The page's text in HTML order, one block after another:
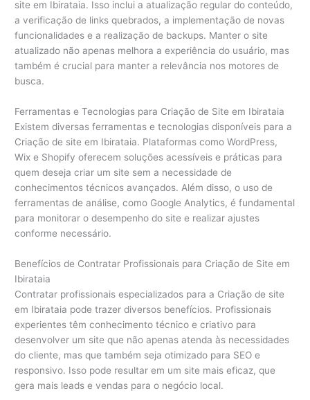
site em Ibirataia. Isso inclui a atualização regular do conteúdo,
a verificação de links quebrados, a implementação de novas
funcionalidades e a realização de backups. Manter o site
atualizado não apenas melhora a experiência do usuário, mas
também é crucial para manter a relevância nos motores de
busca.
Ferramentas e Tecnologias para Criação de Site em Ibirataia
Existem diversas ferramentas e tecnologias disponíveis para a
Criação de site em Ibirataia. Plataformas como WordPress,
Wix e Shopify oferecem soluções acessíveis e práticas para
quem deseja criar um site sem a necessidade de
conhecimentos técnicos avançados. Além disso, o uso de
ferramentas de análise, como Google Analytics, é fundamental
para monitorar o desempenho do site e realizar ajustes
conforme necessário.
Benefícios de Contratar Profissionais para Criação de Site em
Ibirataia
Contratar profissionais especializados para a Criação de site
em Ibirataia pode trazer diversos benefícios. Profissionais
experientes têm conhecimento técnico e criativo para
desenvolver um site que não apenas atenda às necessidades
do cliente, mas que também seja otimizado para SEO e
responsivo. Isso pode resultar em um site mais eficaz, que
gera mais leads e vendas para o negócio local.